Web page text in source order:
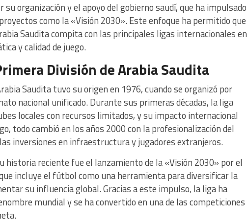
su organización y el apoyo del gobierno saudí, que ha impulsado
como la «Visión 2030». Este enfoque ha permitido que
Saudita compita con las principales ligas internacionales en
y calidad de juego.
División de Arabia Saudita
Saudita tuvo su origen en 1976, cuando se organizó por
nacional unificado. Durante sus primeras décadas, la liga
locales con recursos limitados, y su impacto internacional
todo cambió en los años 2000 con la profesionalización del
inversiones en infraestructura y jugadores extranjeros.
historia reciente fue el lanzamiento de la «Visión 2030» por el
incluye el fútbol como una herramienta para diversificar la
su influencia global. Gracias a este impulso, la liga ha
mundial y se ha convertido en una de las competiciones